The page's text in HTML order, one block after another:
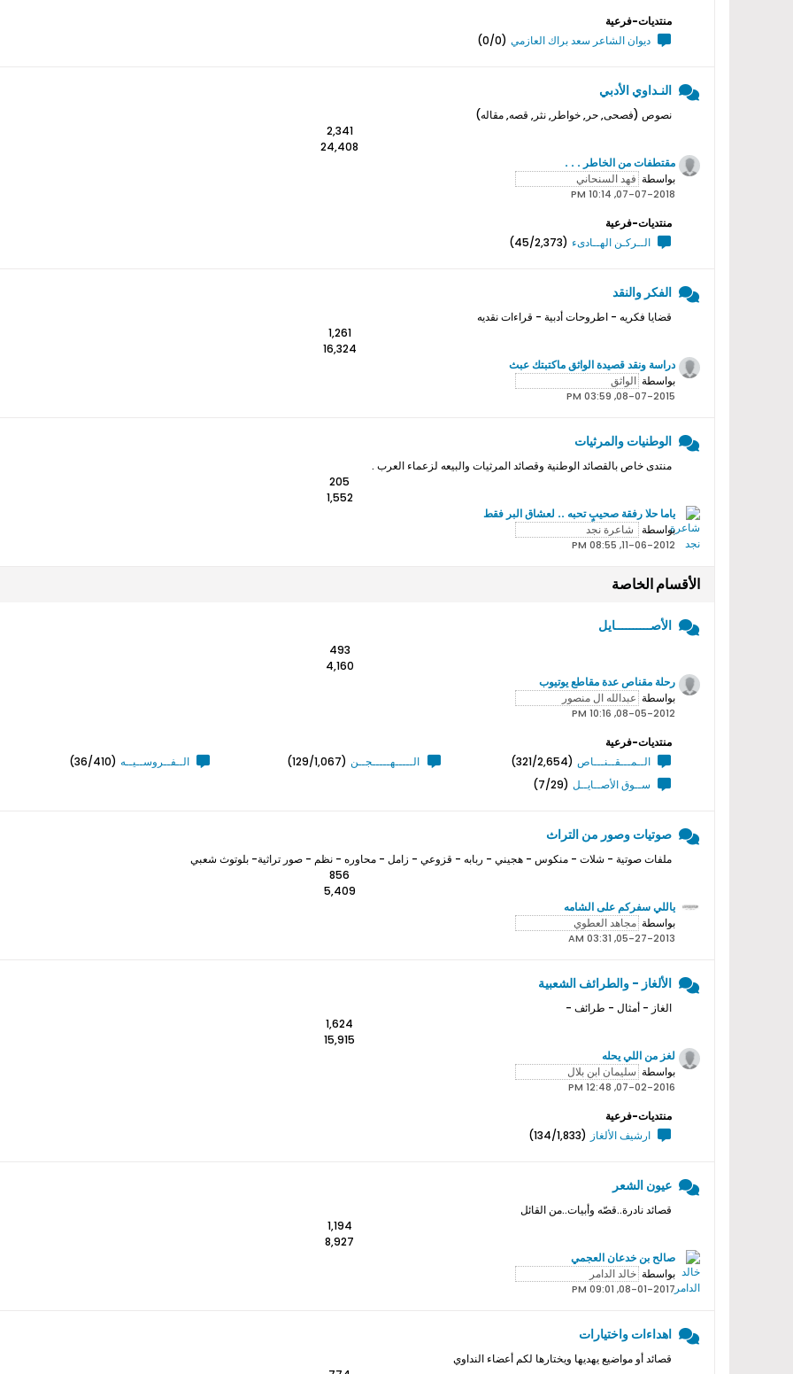
منتديات-فرعية
ديوان الشاعر سعد براك العازمي (0/0)
النـداوي الأدبي
نصوص (فصحى, حر, خواطر, نثر, قصه, مقاله)
2,341
24,408
مقتطفات من الخاطر . . .
بواسطة
07-07-2018, 10:14 PM
منتديات-فرعية
الــركـن الهــادىء (45/2,373)
الفكر والنقد
قضايا فكريه - اطروحات أدبية - قراءات نقديه
1,261
16,324
دراسة ونقد قصيدة الواثق ماكتبتك عبث
بواسطة
08-07-2015, 03:59 PM
الوطنيات والمرثيات
منتدى خاص بالقصائد الوطنية وقصائد المرثيات والبيعه لزعماء العرب .
205
1,552
ياما حلا رفقة صحيبٍ تحبه .. لعشاق البر فقط
بواسطة
11-06-2012, 08:55 PM
الأقسام الخاصة
الأصــــــــــايل
493
4,160
رحلة مقناص عدة مقاطع يوتيوب
بواسطة
08-05-2012, 10:16 PM
منتديات-فرعية
الــمـــقــنـــاص (321/2,654) الـــــهـــــجــن (129/1,067) الــفــروســيــه (36/410)
ســوق الأصــايــل (7/29)
صوتيات وصور من التراث
ملفات صوتية - شلات - منكوس - هجيني - ربابه - قزوعي - زامل - محاوره - نظم - صور تراثية- بلوتوث شعبي
856
5,409
ياللي سفركم على الشامه
بواسطة
05-27-2013, 03:31 AM
الألغاز - والطرائف الشعبية
الغاز - أمثال - طرائف -
1,624
15,915
لغز من اللي يحله
بواسطة
07-02-2016, 12:48 PM
منتديات-فرعية
ارشيف الألغاز (134/1,833)
عيون الشعر
قصائد نادرة..قصّه وأبيات..من القائل
1,194
8,927
صالح بن خدعان العجمي
بواسطة
08-01-2017, 09:01 PM
اهداءات واختيارات
قصائد أو مواضيع يهديها ويختارها لكم أعضاء النداوي